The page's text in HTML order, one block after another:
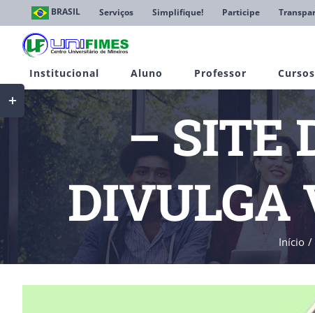
conteúdo
BRASIL Serviços Simplifique! Participe
Institucional Aluno Professor Cursos
– SITE
DIVULGA
Início
Toggle
Sliding
Bar